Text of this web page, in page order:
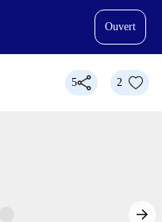
Ouvert
5 2